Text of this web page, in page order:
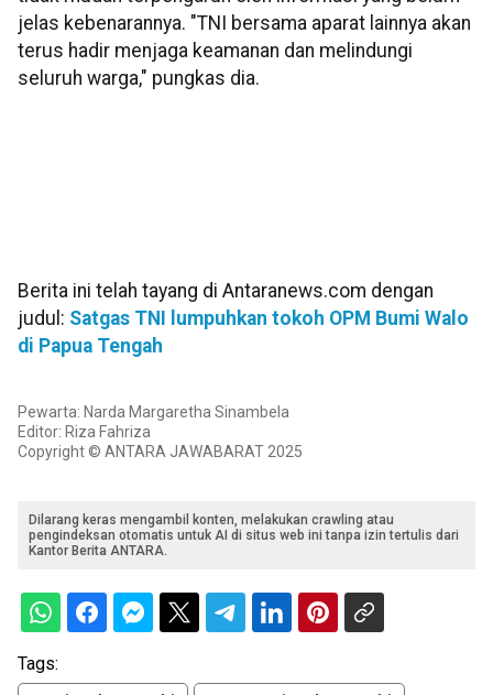
jelas kebenarannya. "TNI bersama aparat lainnya akan
terus hadir menjaga keamanan dan melindungi
seluruh warga," pungkas dia.
Berita ini telah tayang di Antaranews.com dengan
judul: Satgas TNI lumpuhkan tokoh OPM Bumi Walo
di Papua Tengah
Pewarta: Narda Margaretha Sinambela
Editor: Riza Fahriza
Copyright © ANTARA JAWABARAT 2025
Dilarang keras mengambil konten, melakukan crawling atau
pengindeksan otomatis untuk AI di situs web ini tanpa izin tertulis dari
Kantor Berita ANTARA.
Tags: